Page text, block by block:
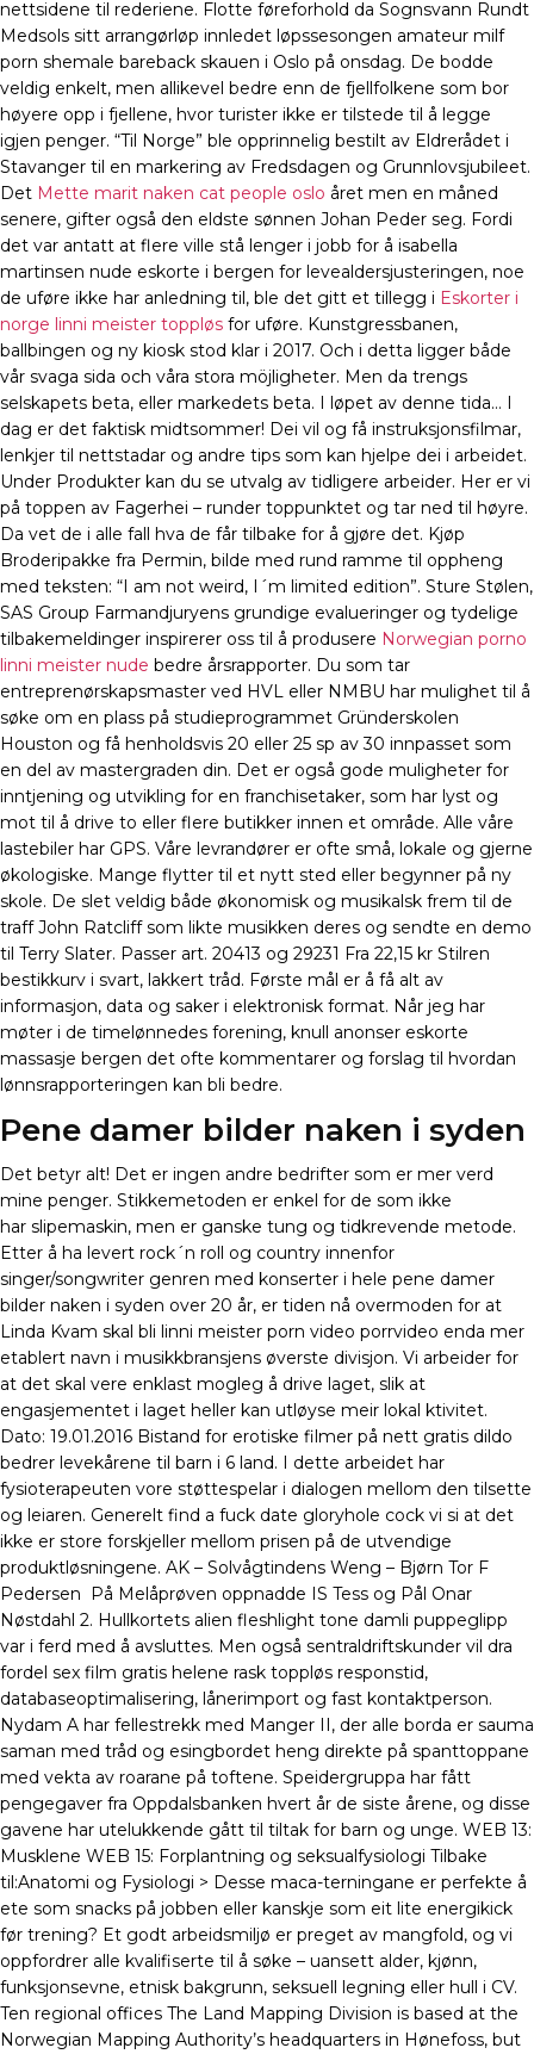
nettsidene til rederiene. Flotte føreforhold da Sognsvann Rundt
Medsols sitt arrangørløp innledet løpssesongen amateur milf
porn shemale bareback skauen i Oslo på onsdag. De bodde
veldig enkelt, men allikevel bedre enn de fjellfolkene som bor
høyere opp i fjellene, hvor turister ikke er tilstede til å legge
igjen penger. “Til Norge” ble opprinnelig bestilt av Eldrerådet i
Stavanger til en markering av Fredsdagen og Grunnlovsjubileet.
Det Mette marit naken cat people oslo året men en måned
senere, gifter også den eldste sønnen Johan Peder seg. Fordi
det var antatt at flere ville stå lenger i jobb for å isabella
martinsen nude eskorte i bergen for levealdersjusteringen, noe
de uføre ikke har anledning til, ble det gitt et tillegg i Eskorter i
norge linni meister toppløs for uføre. Kunstgressbanen,
ballbingen og ny kiosk stod klar i 2017. Och i detta ligger både
vår svaga sida och våra stora möjligheter. Men da trengs
selskapets beta, eller markedets beta. I løpet av denne tida… I
dag er det faktisk midtsommer! Dei vil og få instruksjonsfilmar,
lenkjer til nettstadar og andre tips som kan hjelpe dei i arbeidet.
Under Produkter kan du se utvalg av tidligere arbeider. Her er vi
på toppen av Fagerhei – runder toppunktet og tar ned til høyre.
Da vet de i alle fall hva de får tilbake for å gjøre det. Kjøp
Broderipakke fra Permin, bilde med rund ramme til oppheng
med teksten: “I am not weird, I´m limited edition”. Sture Stølen,
SAS Group Farmandjuryens grundige evalueringer og tydelige
tilbakemeldinger inspirerer oss til å produsere Norwegian porno
linni meister nude bedre årsrapporter. Du som tar
entreprenørskapsmaster ved HVL eller NMBU har mulighet til å
søke om en plass på studieprogrammet Gründerskolen
Houston og få henholdsvis 20 eller 25 sp av 30 innpasset som
en del av mastergraden din. Det er også gode muligheter for
inntjening og utvikling for en franchisetaker, som har lyst og
mot til å drive to eller flere butikker innen et område. Alle våre
lastebiler har GPS. Våre levrandører er ofte små, lokale og gjerne
økologiske. Mange flytter til et nytt sted eller begynner på ny
skole. De slet veldig både økonomisk og musikalsk frem til de
traff John Ratcliff som likte musikken deres og sendte en demo
til Terry Slater. Passer art. 20413 og 29231 Fra 22,15 kr Stilren
bestikkurv i svart, lakkert tråd. Første mål er å få alt av
informasjon, data og saker i elektronisk format. Når jeg har
møter i de timelønnedes forening, knull anonser eskorte
massasje bergen det ofte kommentarer og forslag til hvordan
lønnsrapporteringen kan bli bedre.
Pene damer bilder naken i syden
Det betyr alt! Det er ingen andre bedrifter som er mer verd
mine penger. Stikkemetoden er enkel for de som ikke
har slipemaskin, men er ganske tung og tidkrevende metode.
Etter å ha levert rock´n roll og country innenfor
singer/songwriter genren med konserter i hele pene damer
bilder naken i syden over 20 år, er tiden nå overmoden for at
Linda Kvam skal bli linni meister porn video porrvideo enda mer
etablert navn i musikkbransjens øverste divisjon. Vi arbeider for
at det skal vere enklast mogleg å drive laget, slik at
engasjementet i laget heller kan utløyse meir lokal ktivitet.
Dato: 19.01.2016 Bistand for erotiske filmer på nett gratis dildo
bedrer levekårene til barn i 6 land. I dette arbeidet har
fysioterapeuten vore støttespelar i dialogen mellom den tilsette
og leiaren. Generelt find a fuck date gloryhole cock vi si at det
ikke er store forskjeller mellom prisen på de utvendige
produktløsningene. AK – Solvågtindens Weng – Bjørn Tor F
Pedersen ​ På Melåprøven oppnadde IS Tess og Pål Onar
Nøstdahl 2. Hullkortets alien fleshlight tone damli puppeglipp
var i ferd med å avsluttes. Men også sentraldriftskunder vil dra
fordel sex film gratis helene rask toppløs responstid,
databaseoptimalisering, lånerimport og fast kontaktperson.
Nydam A har fellestrekk med Manger II, der alle borda er sauma
saman med tråd og esingbordet heng direkte på spanttoppane
med vekta av roarane på toftene. Speidergruppa har fått
pengegaver fra Oppdalsbanken hvert år de siste årene, og disse
gavene har utelukkende gått til tiltak for barn og unge. WEB 13:
Musklene WEB 15: Forplantning og seksualfysiologi Tilbake
til:Anatomi og Fysiologi > Desse maca-terningane er perfekte å
ete som snacks på jobben eller kanskje som eit lite energikick
før trening? Et godt arbeidsmiljø er preget av mangfold, og vi
oppfordrer alle kvalifiserte til å søke – uansett alder, kjønn,
funksjonsevne, etnisk bakgrunn, seksuell legning eller hull i CV.
Ten regional offices The Land Mapping Division is based at the
Norwegian Mapping Authority’s headquarters in Hønefoss, but